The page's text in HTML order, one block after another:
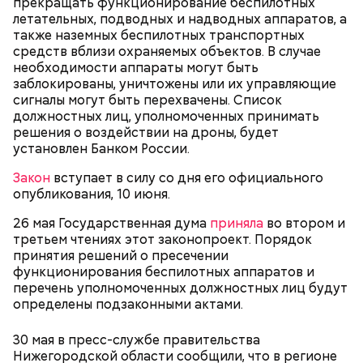
летательных, подводных и надводных аппаратов, а
также наземных беспилотных транспортных
средств вблизи охраняемых объектов. В случае
необходимости аппараты могут быть
заблокированы, уничтожены или их управляющие
сигналы могут быть перехвачены. Список
должностных лиц, уполномоченных принимать
решения о воздействии на дроны, будет
установлен Банком России.
Закон вступает в силу со дня его официального
опубликования, 10 июня.
26 мая Государственная дума приняла во втором и
третьем чтениях этот законопроект. Порядок
принятия решений о пресечении
функционирования беспилотных аппаратов и
перечень уполномоченных должностных лиц будут
определены подзаконными актами.
30 мая в пресс-службе правительства
Нижегородской области сообщили, что в регионе
День малины со сливками
кабачок;
брынза;
растительное масло;
помидоры черри либо грунтовые.
беременным, кормящим женщинам;
людям с ослабленной иммунной системой;
пожилым;
детям.
предостерегла Соломатина.